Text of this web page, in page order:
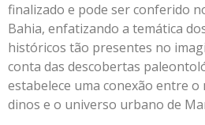
finalizado e pode ser conferido
Bahia, enfatizando a temática
históricos tão presentes no
conta das descobertas
estabelece uma conexão entre
dinos e o universo urbano de